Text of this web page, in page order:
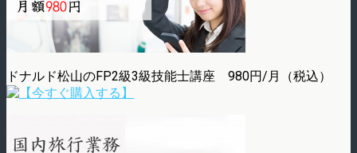
ドナルド松山のFP2級3級技能士講座 980円/月（税込）